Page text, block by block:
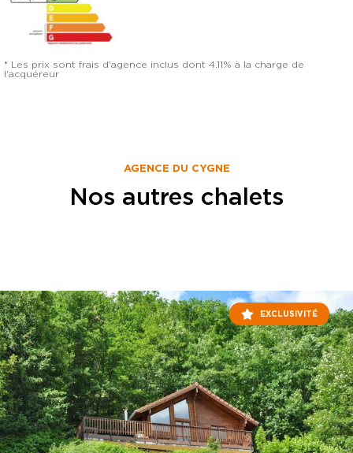
* Les prix sont frais d'agence inclus dont 4.11% à la charge de
l'acquéreur
AGENCE DU CYGNE
Nos autres chalets
EXCLUSIVITÉ